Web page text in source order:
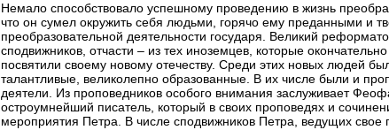
Немало способствовало успешному проведению в жизнь
что он сумел окружить себя людьми, горячо ему преданными и
преобразовательной деятельности государя. Великий
сподвижников, отчасти – из тех иноземцев, которые
посвятили своему новому отечеству. Среди этих новых людей
талантливые, великолепно образованные. В их числе были и
деятели. Из проповедников особого внимания заслуживает
остроумнейший писатель, который в своих проповедях и
мероприятия Петра. В числе сподвижников Петра, ведущих свое